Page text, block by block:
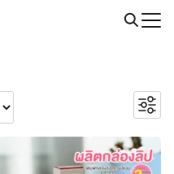
5614 | Line: @thaiprintshop